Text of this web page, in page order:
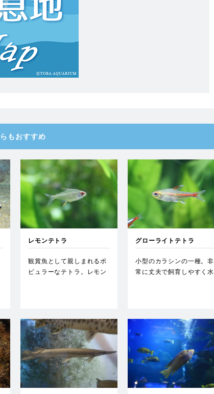
もおすすめ
レモンテトラ
観賞魚として親しまれるポ
ピュラーなテトラ。レモン
グローライトテトラ
小型のカラシンの一種。非
常に丈夫で飼育しやすく水